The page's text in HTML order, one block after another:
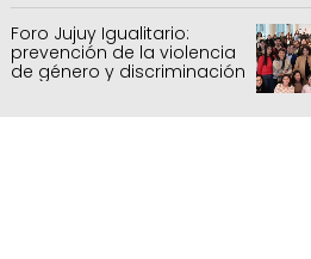
Foro Jujuy Igualitario:
prevención de la violencia
de género y discriminación